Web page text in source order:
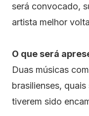
será convocado,
artista melhor
O que será
Duas músicas
brasilienses,
tiverem sido